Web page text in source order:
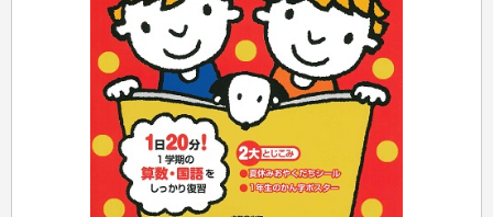
行政書士・宅建
衛生管理・運行管理
建築・土木
電気・危険物
調理師
スキル・キャリアアップ
危険物取扱者
消防設備士